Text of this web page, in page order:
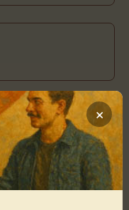
Ver mail
×